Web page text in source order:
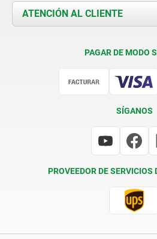
Contacto
Documents
ATENCIÓN AL CLIENTE
PAGAR DE MODO
SÍGANOS
PROVEEDOR DE SERVICIOS